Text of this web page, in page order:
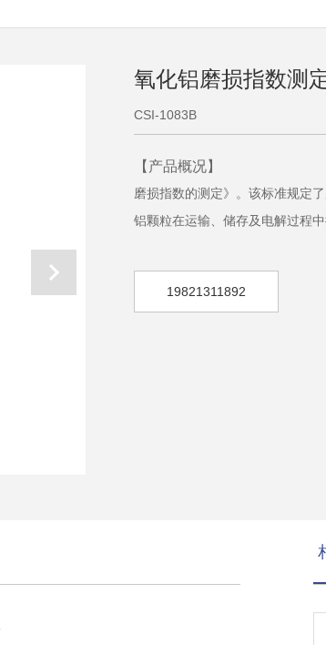
氧化铝磨损指数测
CSI-1083B
【产品概况】
磨损指数的测定》。该标准规定
铝颗粒在运输、储存及电解过程
19821311892